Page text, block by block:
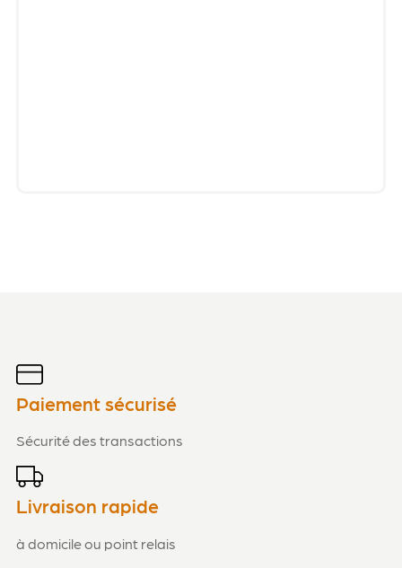
Paiement sécurisé
Sécurité des transactions
Livraison rapide
à domicile ou point relais